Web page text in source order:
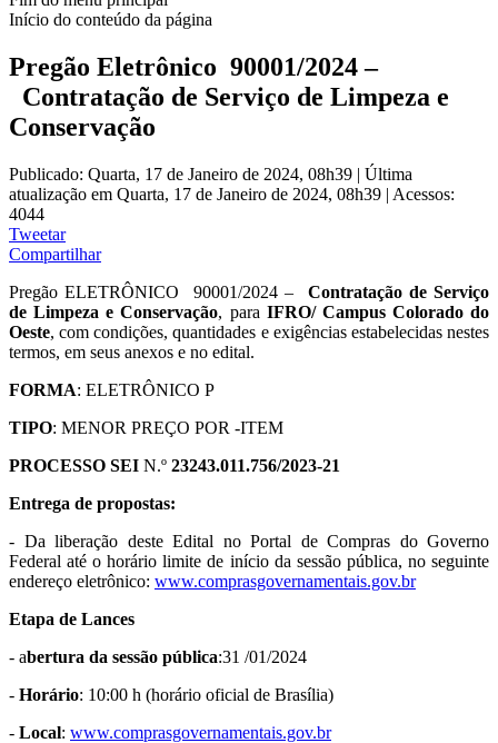
Início do conteúdo da página
Pregão Eletrônico 90001/2024 –
Contratação de Serviço de Limpeza e
Conservação
Publicado: Quarta, 17 de Janeiro de 2024, 08h39 | Última
atualização em Quarta, 17 de Janeiro de 2024, 08h39 | Acessos:
4044
Tweetar
Compartilhar
Pregão ELETRÔNICO 90001/2024 – Contratação de Serviço
de Limpeza e Conservação, para IFRO/ Campus Colorado do
Oeste, com condições, quantidades e exigências estabelecidas nestes
termos, em seus anexos e no edital.
FORMA: ELETRÔNICO P
TIPO: MENOR PREÇO POR -ITEM
PROCESSO SEI N.º 23243.011.756/2023-21
Entrega de propostas:
- Da liberação deste Edital no Portal de Compras do Governo
Federal até o horário limite de início da sessão pública, no seguinte
endereço eletrônico: www.comprasgovernamentais.gov.br
Etapa de Lances
- abertura da sessão pública:31 /01/2024
- Horário: 10:00 h (horário oficial de Brasília)
- Local: www.comprasgovernamentais.gov.br